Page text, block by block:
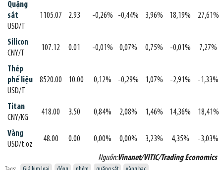
Quặng
sắt
USD/T
1105.07 2.93 -0,26% -0,44% 3,96% 18,19% 27,61%
Silicon
CNY/T
107.12 0.01 -0,01% 0,07% 0,75% -0,01% 7,27%
Thép
phế liệu
USD/T
8520.00 10.00 0,12% -0,29% 1,07% -2,91% -1,33%
Titan
CNY/KG
418.00 3.50 0,84% 2,08% 1,46% 14,36% 18,41%
Vàng
USD/t.oz
48.00 0.00 0,00% 0,00% 3,23% 4,35% -3,03%
Nguồn:Vinanet/VITIC/Trading Economics